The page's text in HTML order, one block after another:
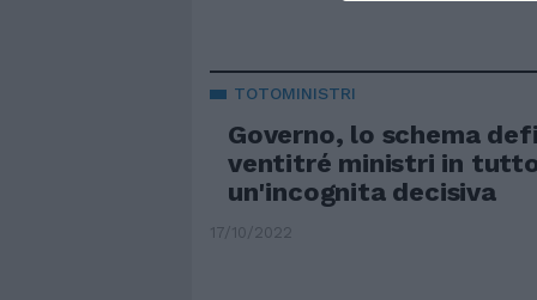
TOTOMINISTRI
Governo, lo schema
ventitré ministri in
un'incognita decisiva
17/10/2022